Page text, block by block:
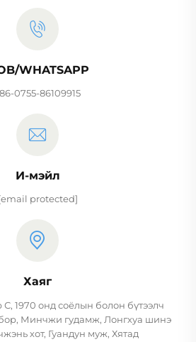
WHATSAPP
0755-86109915
И-мэйл
protected]
Хаяг
1970 онд соёлын болон бүтээлч
Минчжи гудамж, Лонгхуа шинэ
хот, Гуандун муж, Хятад